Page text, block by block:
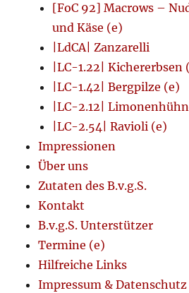
[FoC 92] Macrows –
und Käse (e)
|LdCA| Zanzarelli
|LC-1.22|
|LC-1.42| Bergpilze (e)
|LC-2.12|
|LC-2.54| Ravioli (e)
Impressionen
Über uns
Zutaten des B.v.g.S.
Kontakt
B.v.g.S. Unterstützer
Termine (e)
Hilfreiche Links
Impressum & Datenschutz